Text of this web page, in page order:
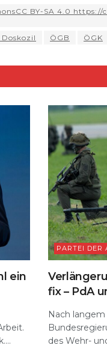
re
d
s
d
t
ai p
Li
n
k
BY-SA 4.0 https://
ÖGB ÖGK
ein
PARTEI DER
fix – PdA
Nach
des Wehr-